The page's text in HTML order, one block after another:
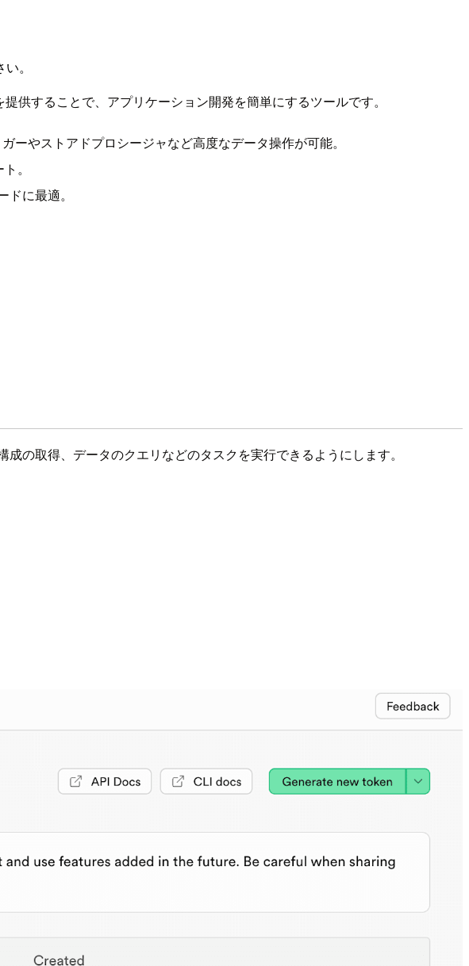
。
供することで、アプリケーション開発を簡単にするツールです。
やストアドプロシージャなど高度なデータ操作が可能。
。
に最適。
の取得、データのクエリなどのタスクを実行できるようにします。